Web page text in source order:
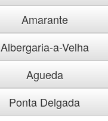
Amarante
Albergaria-a-Velha
Agueda
Ponta Delgada